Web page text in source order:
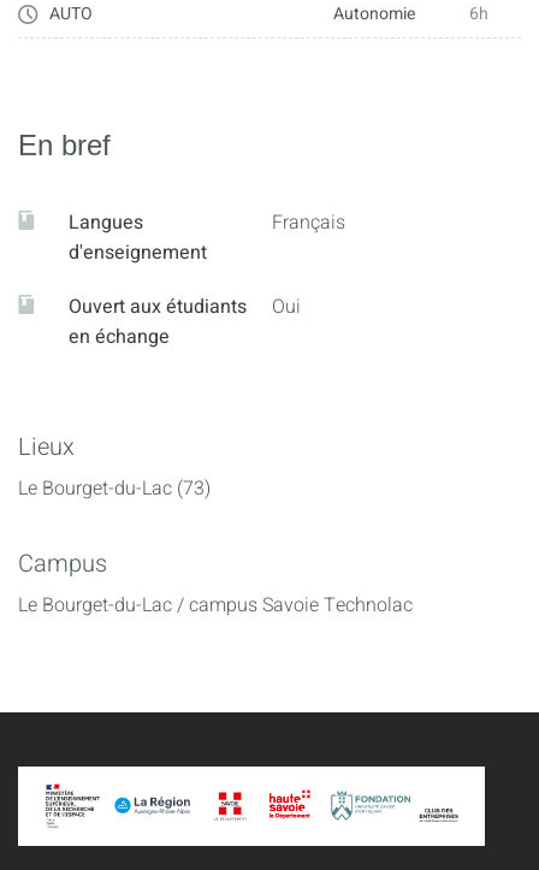
AUTO Autonomie 6h
En bref
Langues
d'enseignement
Français
Ouvert aux étudiants
en échange
Oui
Lieux
Le Bourget-du-Lac (73)
Campus
Le Bourget-du-Lac / campus Savoie Technolac